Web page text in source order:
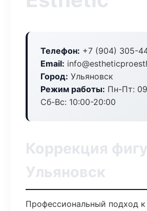
Телефон: +7 (904) 305-
Email:
Город: Ульяновск
Режим работы: Пн-Пт:
Сб-Вс: 10:00-20:00
Коррекция
Ульяновск
Профессиональный подход